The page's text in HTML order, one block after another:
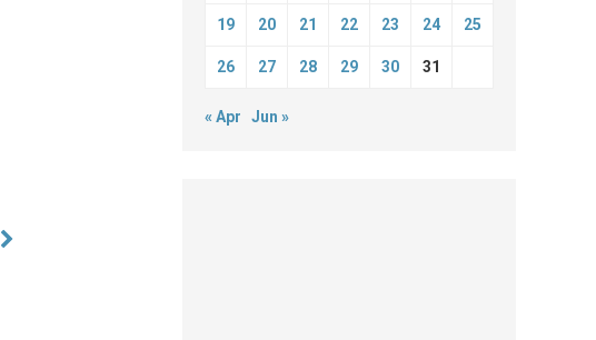
19 20 21 22 23 24 25
26 27 28 29 30 31
« Apr Jun »